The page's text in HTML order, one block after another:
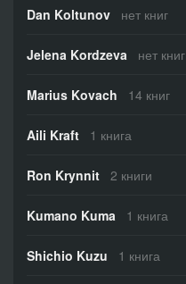
Dan Koltunov нет книг
Jelena Kordzeva нет книг
Marius Kovach 14 книг
Aili Kraft 1 книга
Ron Krynnit 2 книги
Kumano Kuma 1 книга
Shichio Kuzu 1 книга